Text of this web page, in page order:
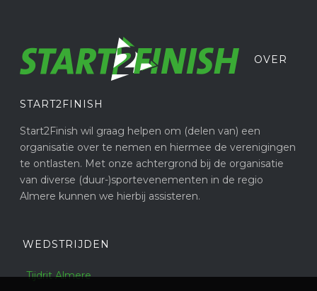
OVER
START2FINISH
Start2Finish wil graag helpen om (delen van) een
organisatie over te nemen en hiermee de verenigingen
te ontlasten. Met onze achtergrond bij de organisatie
van diverse (duur-)sportevenementen in de regio
Almere kunnen we hierbij assisteren.
WEDSTRIJDEN
Tijdrit Almere